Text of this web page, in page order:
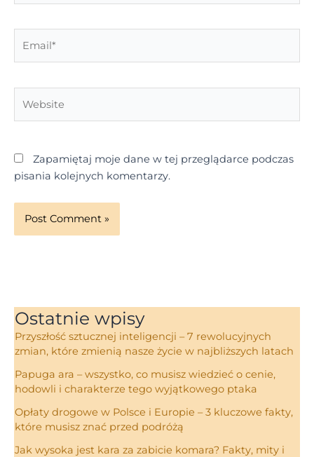
Zapamiętaj moje dane w tej przeglądarce podczas
pisania kolejnych komentarzy.
Ostatnie wpisy
Przyszłość sztucznej inteligencji – 7 rewolucyjnych
zmian, które zmienią nasze życie w najbliższych latach
Papuga ara – wszystko, co musisz wiedzieć o cenie,
hodowli i charakterze tego wyjątkowego ptaka
Opłaty drogowe w Polsce i Europie – 3 kluczowe fakty,
które musisz znać przed podróżą
Jak wysoka jest kara za zabicie komara? Fakty, mity i